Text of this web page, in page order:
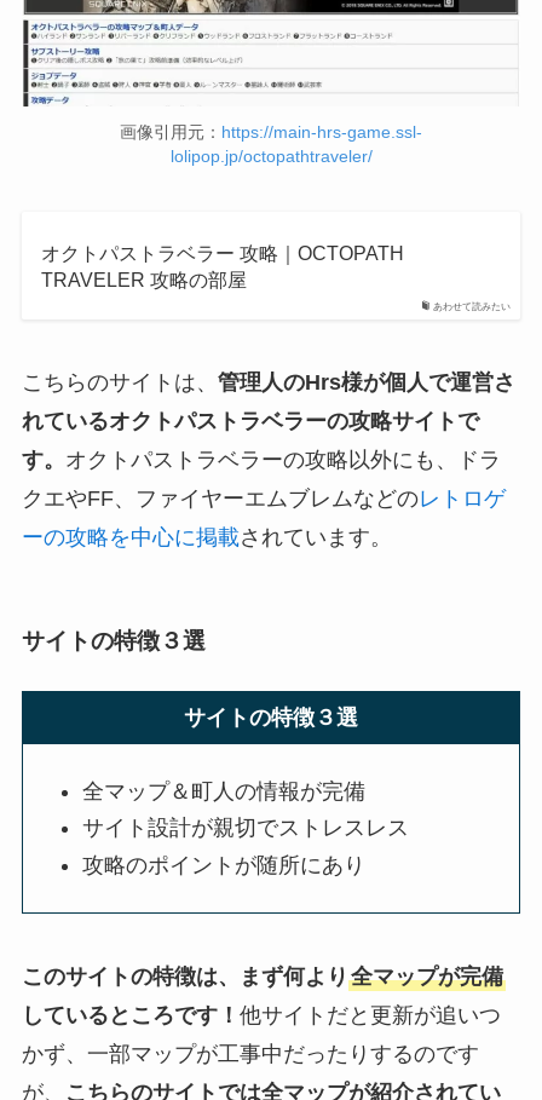
画像引用元： https://main-hrs-game.ssl-
lolipop.jp/octopathtraveler/
あわせて読みたい
オクトパストラベラー 攻略｜OCTOPATH
TRAVELER 攻略の部屋
こちらのサイトは、 管理人のHrs様が個人で運営さ
れているオクトパストラベラーの攻略サイトで
す。 オクトパストラベラーの攻略以外にも、ドラ
クエやFF、ファイヤーエムブレムなどのレトロゲ
ーの攻略を中心に掲載されています。
サイトの特徴３選
サイトの特徴３選
全マップ＆町人の情報が完備
サイト設計が親切でストレスレス
攻略のポイントが随所にあり
このサイトの特徴は、まず何より 全マップが完備
しているところです！ 他サイトだと更新が追いつ
かず、一部マップが工事中だったりするのです
が、
こちらのサイトでは全マップが紹介されてい